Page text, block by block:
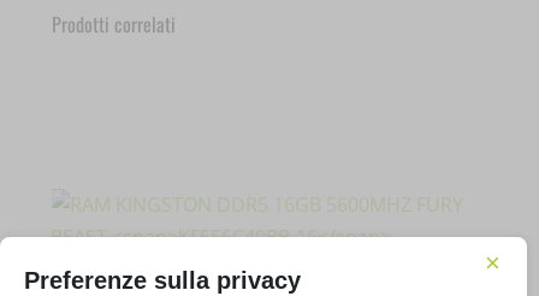
Prodotti correlati
Preferenze sulla privacy
×